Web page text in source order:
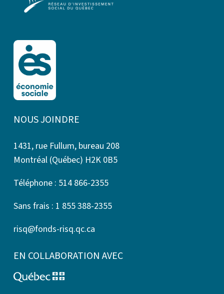
NOUS JOINDRE
1431, rue Fullum, bureau 208
Montréal (Québec) H2K 0B5
Téléphone : 514 866-2355
Sans frais : 1 855 388-2355
risq@fonds-risq.qc.ca
EN COLLABORATION AVEC